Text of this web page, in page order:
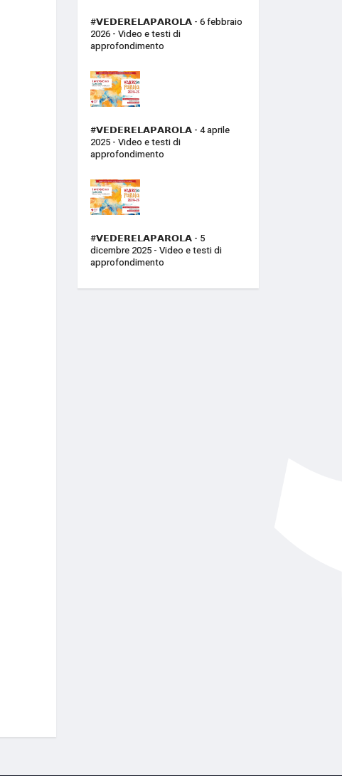
#𝗩𝗘𝗗𝗘𝗥𝗘𝗟𝗔𝗣𝗔𝗥𝗢𝗟𝗔 - 6 febbraio
2026 - Video e testi di
approfondimento
#𝗩𝗘𝗗𝗘𝗥𝗘𝗟𝗔𝗣𝗔𝗥𝗢𝗟𝗔 - 4 aprile
2025 - Video e testi di
approfondimento
#𝗩𝗘𝗗𝗘𝗥𝗘𝗟𝗔𝗣𝗔𝗥𝗢𝗟𝗔 - 5
dicembre 2025 - Video e testi di
approfondimento